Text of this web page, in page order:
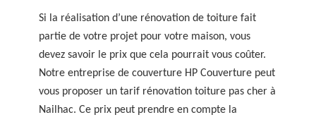
Si la réalisation d’une rénovation de toiture fait
partie de votre projet pour votre maison, vous
devez savoir le prix que cela pourrait vous coûter.
Notre entreprise de couverture HP Couverture peut
vous proposer un tarif rénovation toiture pas cher à
Nailhac. Ce prix peut prendre en compte la